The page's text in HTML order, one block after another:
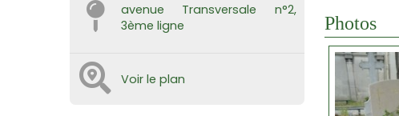
avenue Transversale n°2,
3ème ligne
Voir le plan
Photos